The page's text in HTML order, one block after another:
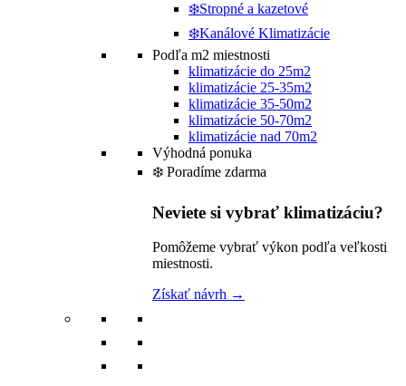
❄️Stropné a kazetové
❄️Kanálové Klimatizácie
Podľa m2 miestnosti
klimatizácie do 25m2
klimatizácie 25-35m2
klimatizácie 35-50m2
klimatizácie 50-70m2
klimatizácie nad 70m2
Výhodná ponuka
❄️ Poradíme zdarma
Neviete si vybrať klimatizáciu?
Pomôžeme vybrať výkon podľa veľkosti
miestnosti.
Získať návrh →